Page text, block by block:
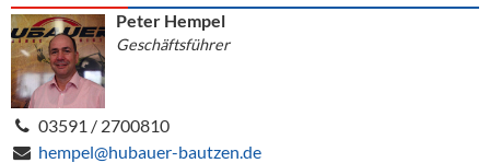
Peter Hempel
Geschäftsführer
03591 / 2700810
hempel@hubauer-bautzen.de